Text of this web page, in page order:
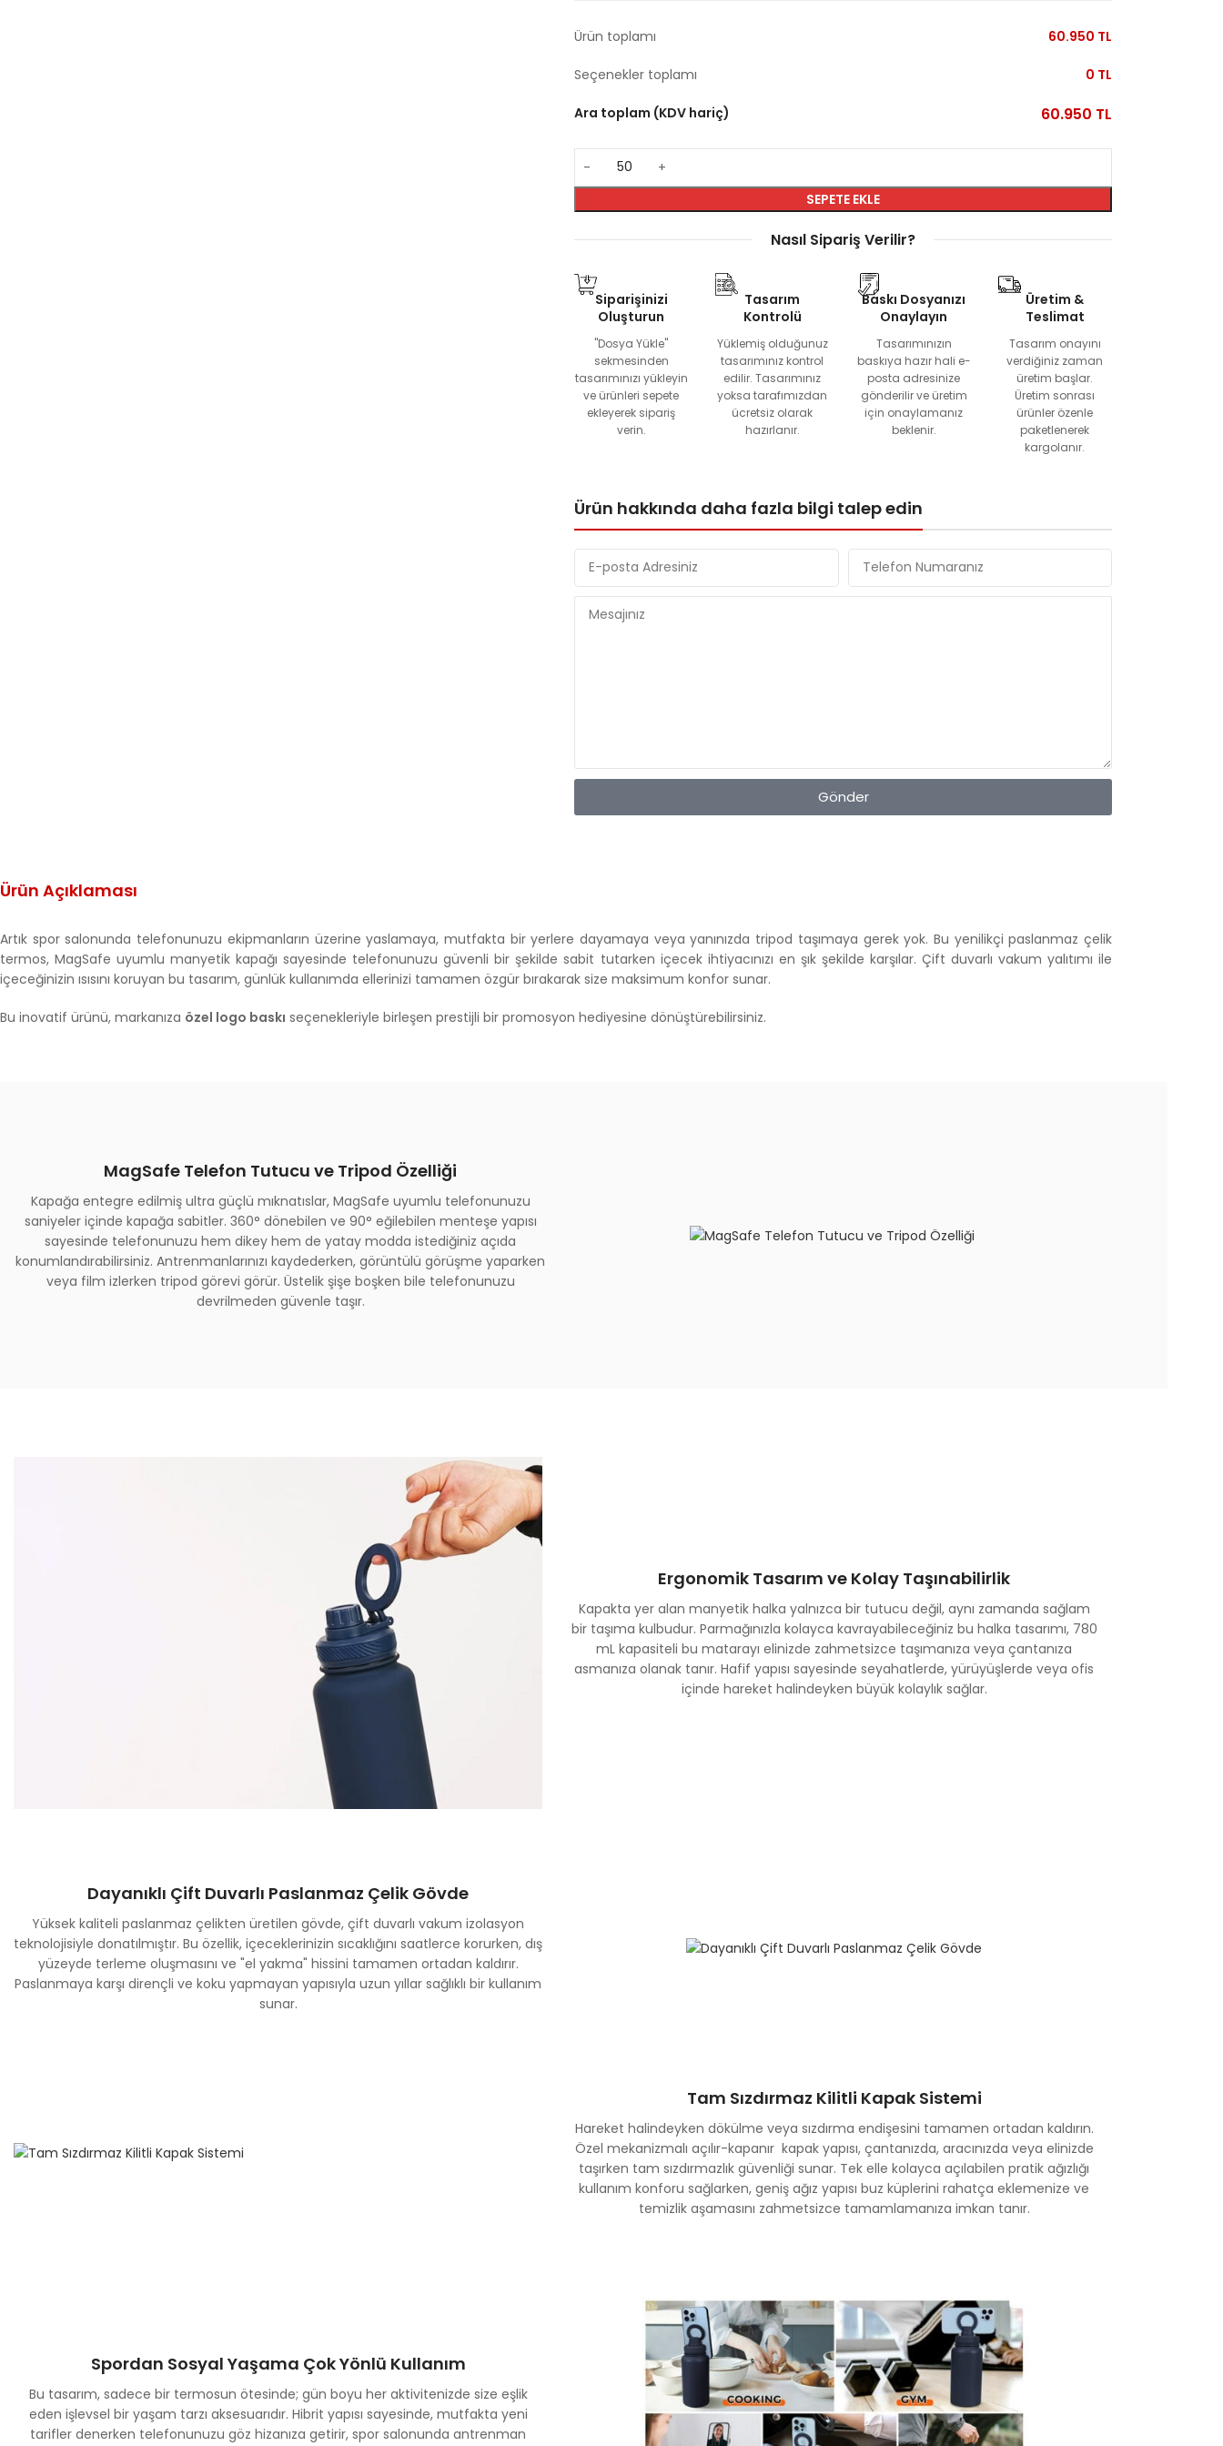
Ürün toplamı 60.950 TL
Seçenekler toplamı 0 TL
Ara toplam (KDV hariç) 60.950 TL
SEPETE EKLE
Nasıl Sipariş Verilir?
Siparişinizi
Oluşturun
"Dosya Yükle"
sekmesinden
tasarımınızı yükleyin
ve ürünleri sepete
ekleyerek sipariş
verin.
Tasarım
Kontrolü
Yüklemiş olduğunuz
tasarımınız kontrol
edilir. Tasarımınız
yoksa tarafımızdan
ücretsiz olarak
hazırlanır.
Baskı Dosyanızı
Onaylayın
Tasarımınızın
baskıya hazır hali e-
posta adresinize
gönderilir ve üretim
için onaylamanız
beklenir.
Üretim &
Teslimat
Tasarım onayını
verdiğiniz zaman
üretim başlar.
Üretim sonrası
ürünler özenle
paketlenerek
kargolanır.
Ürün hakkında daha fazla bilgi talep edin
Gönder
Ürün Açıklaması
Artık spor salonunda telefonunuzu ekipmanların üzerine yaslamaya, mutfakta bir yerlere dayamaya veya yanınızda tripod taşımaya gerek yok. Bu yenilikçi paslanmaz çelik
termos, MagSafe uyumlu manyetik kapağı sayesinde telefonunuzu güvenli bir şekilde sabit tutarken içecek ihtiyacınızı en şık şekilde karşılar. Çift duvarlı vakum yalıtımı ile
içeceğinizin ısısını koruyan bu tasarım, günlük kullanımda ellerinizi tamamen özgür bırakarak size maksimum konfor sunar.
Bu inovatif ürünü, markanıza özel logo baskı seçenekleriyle birleşen prestijli bir promosyon hediyesine dönüştürebilirsiniz.
MagSafe Telefon Tutucu ve Tripod Özelliği
Kapağa entegre edilmiş ultra güçlü mıknatıslar, MagSafe uyumlu telefonunuzu
saniyeler içinde kapağa sabitler. 360° dönebilen ve 90° eğilebilen menteşe yapısı
sayesinde telefonunuzu hem dikey hem de yatay modda istediğiniz açıda
konumlandırabilirsiniz. Antrenmanlarınızı kaydederken, görüntülü görüşme yaparken
veya film izlerken tripod görevi görür. Üstelik şişe boşken bile telefonunuzu
devrilmeden güvenle taşır.
Ergonomik Tasarım ve Kolay Taşınabilirlik
Kapakta yer alan manyetik halka yalnızca bir tutucu değil, aynı zamanda sağlam
bir taşıma kulbudur. Parmağınızla kolayca kavrayabileceğiniz bu halka tasarımı, 780
mL kapasiteli bu matarayı elinizde zahmetsizce taşımanıza veya çantanıza
asmanıza olanak tanır. Hafif yapısı sayesinde seyahatlerde, yürüyüşlerde veya ofis
içinde hareket halindeyken büyük kolaylık sağlar.
Dayanıklı Çift Duvarlı Paslanmaz Çelik Gövde
Yüksek kaliteli paslanmaz çelikten üretilen gövde, çift duvarlı vakum izolasyon
teknolojisiyle donatılmıştır. Bu özellik, içeceklerinizin sıcaklığını saatlerce korurken, dış
yüzeyde terleme oluşmasını ve "el yakma" hissini tamamen ortadan kaldırır.
Paslanmaya karşı dirençli ve koku yapmayan yapısıyla uzun yıllar sağlıklı bir kullanım
sunar.
Tam Sızdırmaz Kilitli Kapak Sistemi
Hareket halindeyken dökülme veya sızdırma endişesini tamamen ortadan kaldırın.
Özel mekanizmalı açılır-kapanır kapak yapısı, çantanızda, aracınızda veya elinizde
taşırken tam sızdırmazlık güvenliği sunar. Tek elle kolayca açılabilen pratik ağızlığı
kullanım konforu sağlarken, geniş ağız yapısı buz küplerini rahatça eklemenize ve
temizlik aşamasını zahmetsizce tamamlamanıza imkan tanır.
Spordan Sosyal Yaşama Çok Yönlü Kullanım
Bu tasarım, sadece bir termosun ötesinde; gün boyu her aktivitenizde size eşlik
eden işlevsel bir yaşam tarzı aksesuarıdır. Hibrit yapısı sayesinde, mutfakta yeni
tarifler denerken telefonunuzu göz hizanıza getirir, spor salonunda antrenman